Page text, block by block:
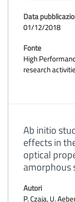
Data
01/12/2018
Fonte
High
research
Ab initio
effects in
optical
amorphous
Autori
P. Czaja, U.